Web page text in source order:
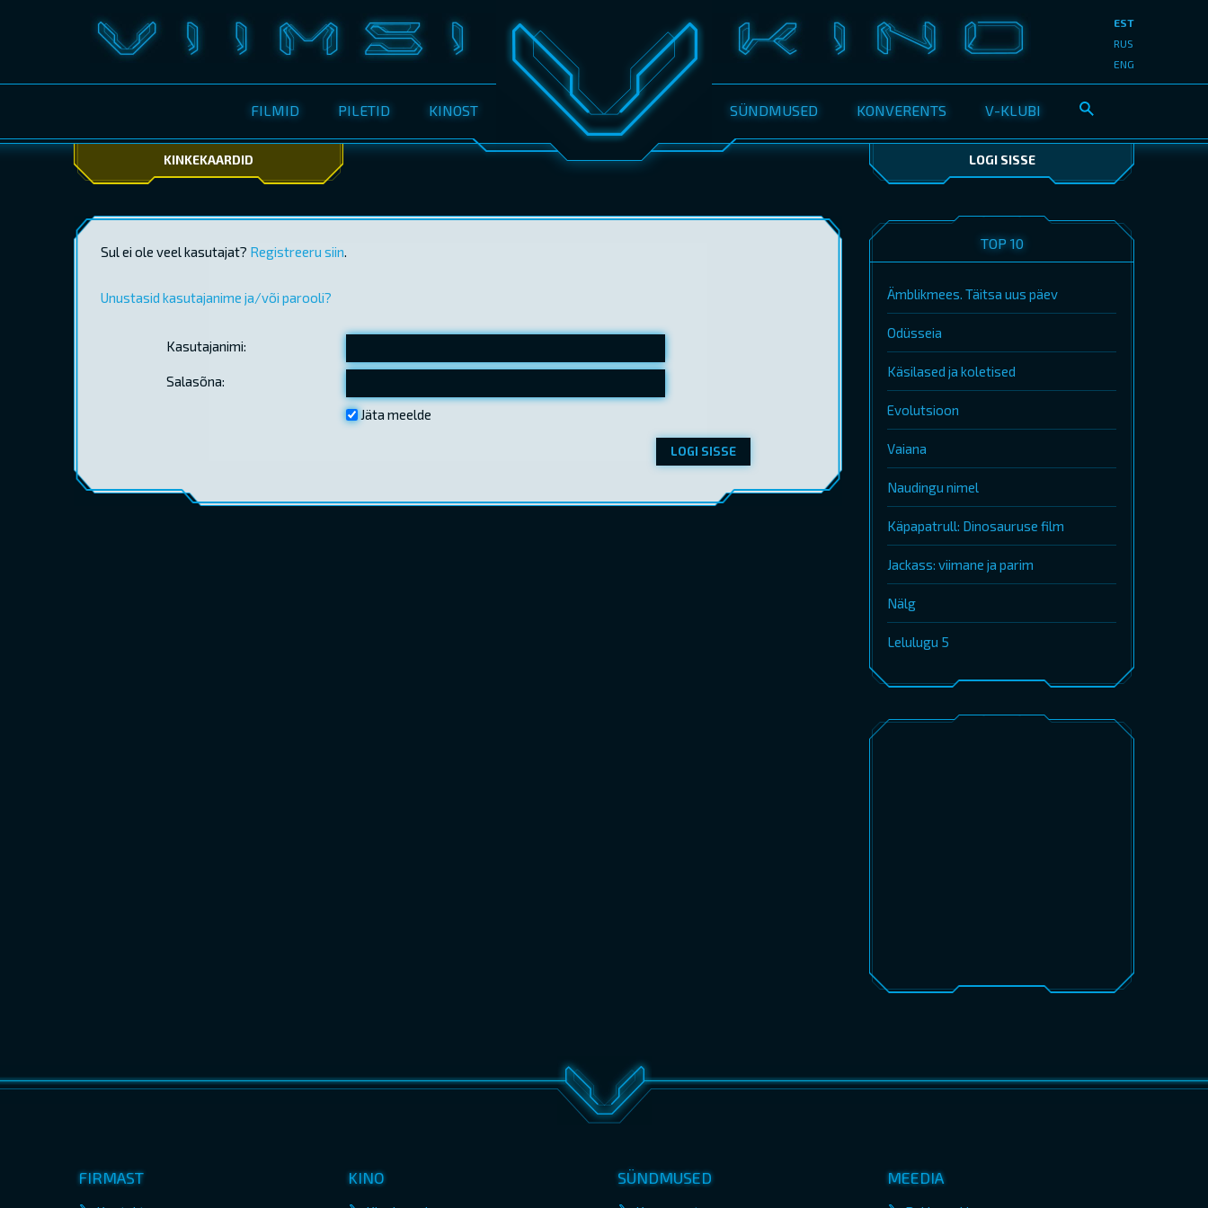
FILMID PILETID KINOST SÜNDMUSED KONVERENTS V-KLUBI
EST
RUS
ENG
KINKEKAARDID LOGI SISSE
Sul ei ole veel kasutajat? Registreeru siin.
Unustasid kasutajanime ja/või parooli?
Kasutajanimi:
Salasõna:
Jäta meelde
LOGI SISSE
TOP 10
Ämblikmees. Täitsa uus päev
Odüsseia
Käsilased ja koletised
Evolutsioon
Vaiana
Naudingu nimel
Käpapatrull: Dinosauruse film
Jackass: viimane ja parim
Nälg
Lelulugu 5
FIRMAST KINO SÜNDMUSED MEEDIA